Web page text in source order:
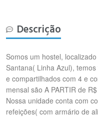
Descrição
Somos um hostel,
Santana( Linha Azul),
e compartilhados com 4 e
mensal são A PARTIR de
Nossa unidade conta com
refeições( com armário de